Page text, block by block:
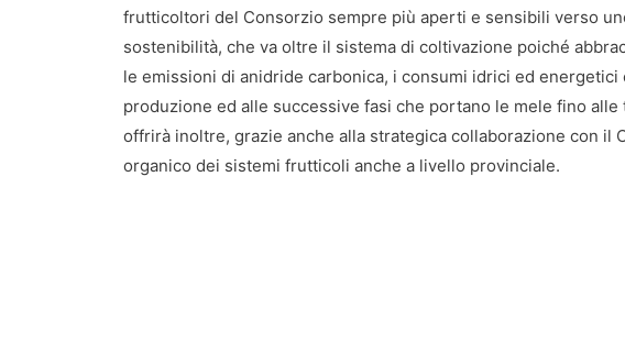
frutticoltori del Consorzio sempre più aperti e sensibili verso
sostenibilità, che va oltre il sistema di coltivazione poiché
le emissioni di anidride carbonica, i consumi idrici ed
produzione ed alle successive fasi che portano le mele fino
offrirà inoltre, grazie anche alla strategica collaborazione con il
organico dei sistemi frutticoli anche a livello provinciale.